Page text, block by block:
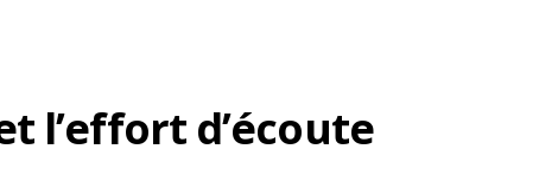
l’effort d’écoute